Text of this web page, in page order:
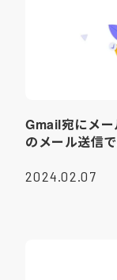
Gmail宛にメ
のメール送信
2024.02.07